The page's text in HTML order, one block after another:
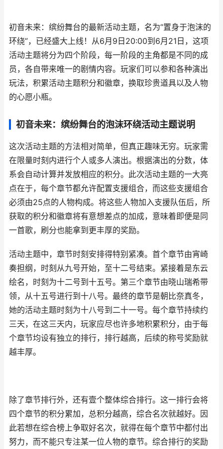
初音未来：缤纷舞台的最新活动主题，名为“置身于泡沫的
环绕”，已经盛大上线！从6月9日20:00到6月21日，这项
活动主题将分为四个阶段，每一阶段的主角都是不同的成
员，各自带来唯一的剧情内容。玩家们可以参和各种演出
玩法，积累活动主题积分和徽章，换取珍贵道具以及人物
的心愿小瓶。
初音未来：缤纷舞台的泡沫环绕活动主题说明
这次活动主题的方法相对简单，但真正趣味无穷。玩家需
在限量时刻内进行个人或多人演出。根据演出的分数，体
系会自动计算并发放相应的积分。此次活动主题的一大亮
点在于，每个章节都允许配置支援组合，而这些支援组合
必须由25点的人物构成。将这些人物加入支援队伍后，所
获取的积分和徽章将有意想差点的加成，意味着即便是同
一首歌，刷分也能拿到更丰厚的奖励。
活动主题中，章节时刻安排得特别紧凑。首个章节由宵崎
奏担纲，时刻从九号开始，至十二号结束。紧接着是东云
绘名，时刻为十二号到十五号。第三个章节由晓山瑞希带
领，从十五号进行到十八号。最终的章节是朝比奈真冬，
她的活动主题时刻为十八号到二十一号。每个章节持续约
三天，在这三天内，玩家应尽也许多地积累积分，由于每
个章节均设有独立的排行，排行越高，后续的称号奖励就
越丰厚。
除了章节排行外，还有壹个整体综合排行。这一排行会将
四个章节的积分累加，总积分越高，综合名次就越好。因
此若想在综合榜上争取好名次，就得在每个章节中都付出
努力，而不能只专注某一位人物的章节。综合排行的奖励